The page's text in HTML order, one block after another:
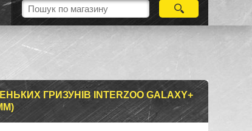
ГРИЗУНІВ INTERZOO GALAXY+